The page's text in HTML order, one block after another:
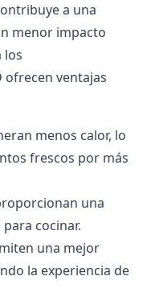
a una
menor impacto
los
ofrecen ventajas
menos calor, lo
frescos por más
una
cocinar.
una mejor
la experiencia de